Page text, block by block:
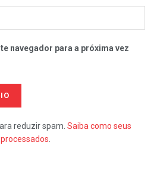
navegador para a próxima vez
reduzir spam. Saiba como seus